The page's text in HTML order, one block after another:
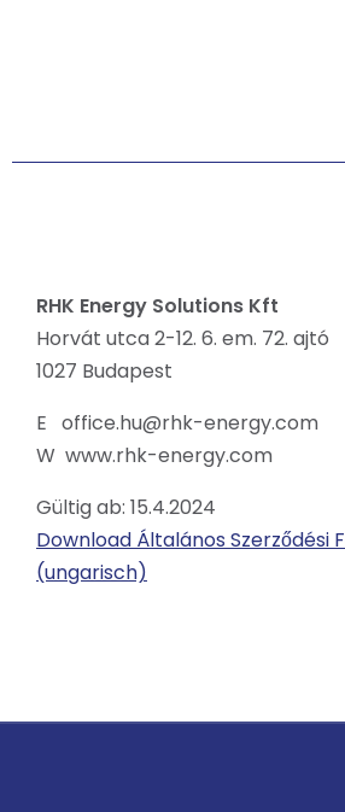
RHK Energy Solutions Kft
Horvát utca 2-12. 6. em. 72. ajtó
1027 Budapest
E office.hu@rhk-energy.com
W www.rhk-energy.com
Gültig ab: 15.4.2024
Download Általános Szerződési
(ungarisch)